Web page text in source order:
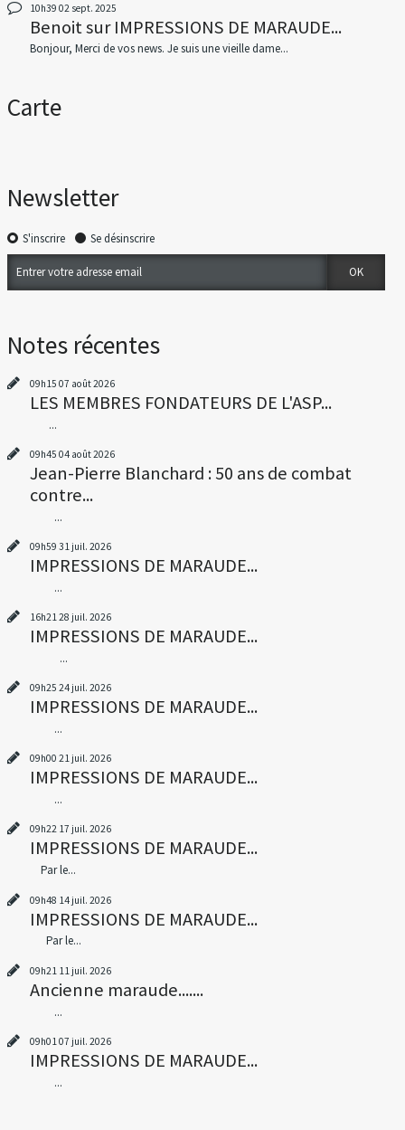
10h39 02 sept. 2025
BenoitsurIMPRESSIONS DE MARAUDE...
Bonjour, Merci de vos news. Je suis une vieille dame...
Carte
Newsletter
S'inscrire Se désinscrire
Notes récentes
09h15 07 août 2026
LES MEMBRES FONDATEURS DE L'ASP...
...
09h45 04 août 2026
Jean-Pierre Blanchard : 50 ans de combat
contre...
...
09h59 31 juil. 2026
IMPRESSIONS DE MARAUDE...
...
16h2128 juil. 2026
IMPRESSIONS DE MARAUDE...
...
09h25 24 juil. 2026
IMPRESSIONS DE MARAUDE...
...
09h00 21 juil. 2026
IMPRESSIONS DE MARAUDE...
...
09h22 17 juil. 2026
IMPRESSIONS DE MARAUDE...
Par le...
09h48 14 juil. 2026
IMPRESSIONS DE MARAUDE...
Par le...
09h21 11 juil. 2026
Ancienne maraude.......
...
09h01 07 juil. 2026
IMPRESSIONS DE MARAUDE...
...